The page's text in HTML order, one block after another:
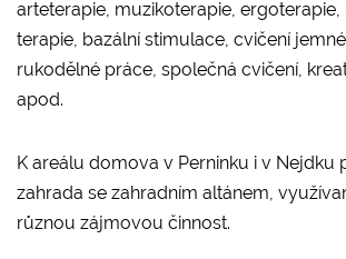
arteterapie, muzikoterapie, ergoterapie,
terapie, bazální stimulace, cvičení
rukodělné práce, společná cvičení,
apod.
K areálu domova v Perninku i v Nejdku
zahrada se zahradním altánem,
různou zájmovou činnost.